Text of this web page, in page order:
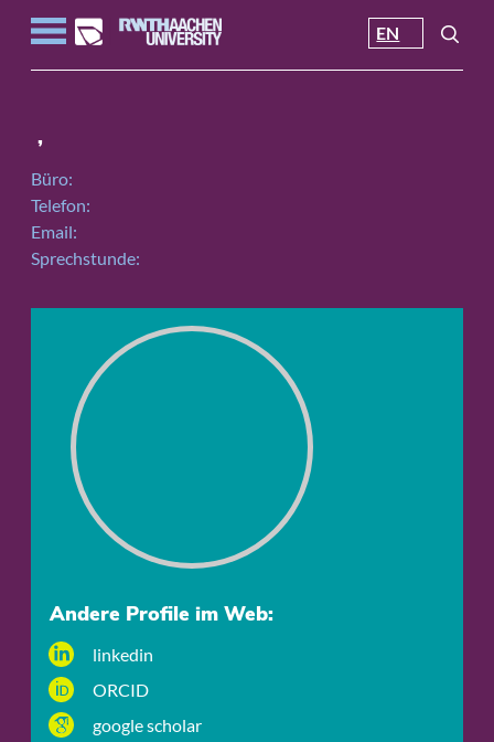
EN
,
Büro:
Telefon:
Email:
Sprechstunde:
Andere Profile im Web:
linkedin
ORCID
google scholar